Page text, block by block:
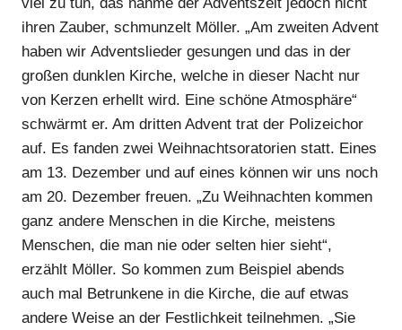
ihren Zauber, schmunzelt Möller. „Am zweiten Advent
haben wir Adventslieder gesungen und das in der
großen dunklen Kirche, welche in dieser Nacht nur
von Kerzen erhellt wird. Eine schöne Atmosphäre“
schwärmt er. Am dritten Advent trat der Polizeichor
auf. Es fanden zwei Weihnachtsoratorien statt. Eines
am 13. Dezember und auf eines können wir uns noch
am 20. Dezember freuen. „Zu Weihnachten kommen
ganz andere Menschen in die Kirche, meistens
Menschen, die man nie oder selten hier sieht“,
erzählt Möller. So kommen zum Beispiel abends
auch mal Betrunkene in die Kirche, die auf etwas
andere Weise an der Festlichkeit teilnehmen. „Sie